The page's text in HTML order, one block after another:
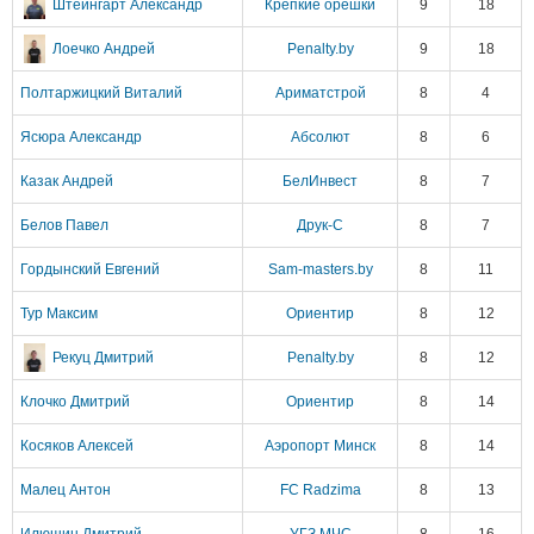
Штейнгарт Александр Крепкие орешки 9 18
Лоечко Андрей Penalty.by 9 18
Полтаржицкий Виталий Ариматстрой 8 4
Ясюра Александр Абсолют 8 6
Казак Андрей БелИнвест 8 7
Белов Павел Друк-С 8 7
Гордынский Евгений Sam-masters.by 8 11
Тур Максим Ориентир 8 12
Рекуц Дмитрий Penalty.by 8 12
Клочко Дмитрий Ориентир 8 14
Косяков Алексей Аэропорт Минск 8 14
Малец Антон FC Radzima 8 13